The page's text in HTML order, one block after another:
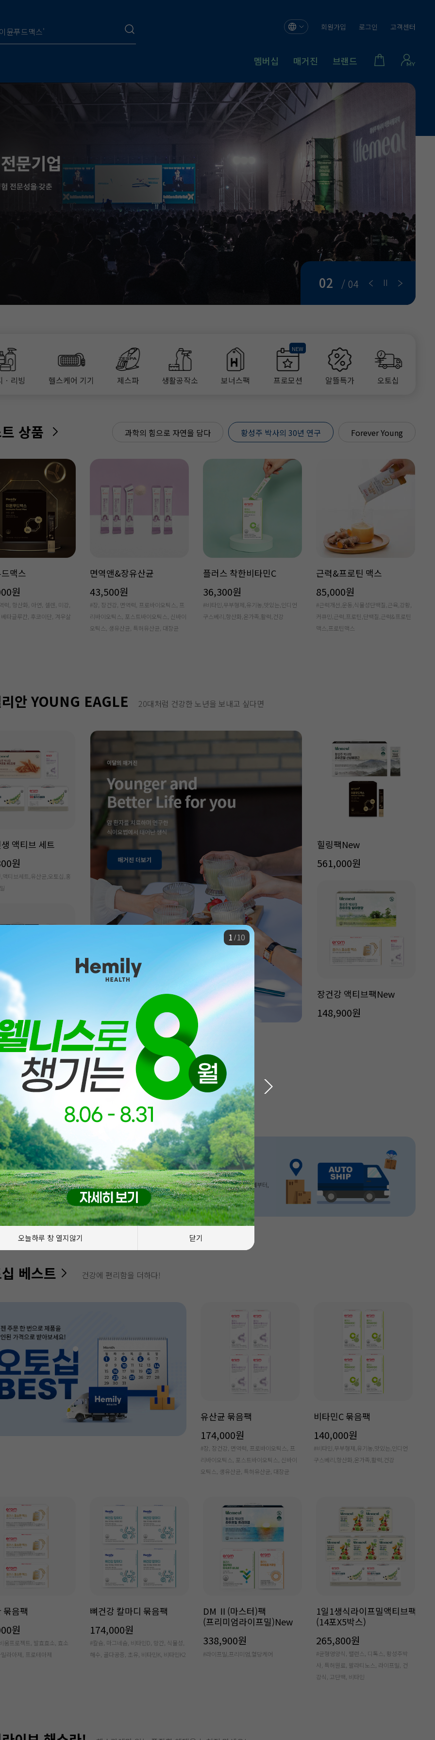
회원가입 로그인 고객센터
멤버십 매거진 브랜드
1 /10
오늘하루 창 열지않기 닫기
02 / 04
ㆍ리빙 헬스케어 기기 제스파 생활공작소 보너스팩 프로모션 알뜰특가 오토십
상품
맥스
원
력, 항산화, 아연, 셀렌, 미강,
타글루칸, 후코이단, 겨우살
면역앤&장유산균
43,500원
#장, 장건강, 면역력, 프로바이오틱스, 프
리바이오틱스, 포스트바이오틱스, 신바이
오틱스, 생유산균, 특허유산균, 대장균
플러스 착한비타민C
36,300원
#비타민,무부형제,유기농,맛있는,인디언
구스베리,항산화,온가족,활력,건강
근력&프로틴 맥스
85,000원
#근력개선,운동,식물성단백질,근육,강황,
커큐민,근력,프로틴,단백질,근력&프로틴
맥스,프로틴맥스
과학의 힘으로 자연을 담다 황성주 박사의 30년 연구 Forever Young
안 YOUNG EAGLE 20대처럼 건강한 노년을 보내고 싶다면
액티브 세트
원
액티브세트,유산균,오토십,홍
트(무가당)New
원
힐링팩New
561,000원
장건강 액티브팩New
148,900원
헬스만의 혜택
베스트 건강에 편리함을 더하다!
유산균 묶음팩
174,000원
#장, 장건강, 면역력, 프로바이오틱스, 프
리바이오틱스, 포스트바이오틱스, 신바이
오틱스, 생유산균, 특허유산균, 대장균
비타민C 묶음팩
140,000원
#비타민,무부형제,유기농,맛있는,인디언
구스베리,항산화,온가족,활력,건강
묶음팩
원
움프로젝트, 발효효소, 효소
라아제, 프로테아제
뼈건강 칼마디 묶음팩
174,000원
#칼슘, 마그네슘, 비타민D, 망간, 식물성,
해수, 골다공증, 초유, 비타민K, 비타민K2
DM Ⅱ(마스터)팩
(프리미엄라이프밀)New
338,900원
#라이프밀,프리미엄,혈당케어
1일1생식라이프밀액티브팩
(14포X5박스)
265,800원
#균형영양식, 밸런스, 디톡스, 황성주박
사, 특허원료, 팔라티노스, 라이프밀, 건
강식, 고단백, 비타민